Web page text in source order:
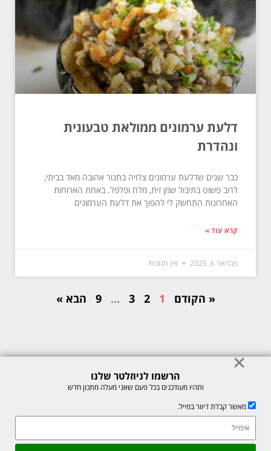
דלעת ערמונים ממולאת טבעונית
ונהדרת
כבר שנים שדלעת ערמונים צלויה בתנור אהובה מאד בביתי,
לרוב פשוט בתיבול שמן זית, מלח ופלפל. באחת הארוחות
האחרונות התחשק לי להפוך את דלעת הערמונים
קרא עוד »
פברואר 6, 2025 אין תגובות
« הקודם 1
2
3
…
9 הבא »
© כל הזכויות לתוכן באתר שמורות למיכל רוזנבך 2026. אין להעתיק או לשכפל
אתר זה מוגן על ידי reCAPTCHA של חברת Google, לצפייה ב-
הרשמו לניוזלטר שלנו
ותהיו מעודכנים בכל פעם שאני מעלה מתכון חדש
מאשר קבלת דיוור במייל.